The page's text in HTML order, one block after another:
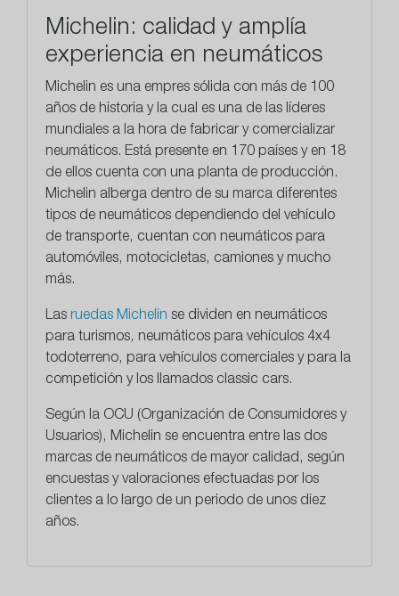
Michelin: calidad y amplía
experiencia en neumáticos
Michelin es una empres sólida con más de 100
años de historia y la cual es una de las líderes
mundiales a la hora de fabricar y comercializar
neumáticos. Está presente en 170 países y en 18
de ellos cuenta con una planta de producción.
Michelin alberga dentro de su marca diferentes
tipos de neumáticos dependiendo del vehículo
de transporte, cuentan con neumáticos para
automóviles, motocicletas, camiones y mucho
más.
Las ruedas Michelin se dividen en neumáticos
para turismos, neumáticos para vehículos 4x4
todoterreno, para vehículos comerciales y para la
competición y los llamados classic cars.
Según la OCU (Organización de Consumidores y
Usuarios), Michelin se encuentra entre las dos
marcas de neumáticos de mayor calidad, según
encuestas y valoraciones efectuadas por los
clientes a lo largo de un periodo de unos diez
años.